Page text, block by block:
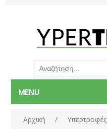
MENU
Αρχική / Υπερτροφές